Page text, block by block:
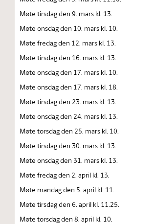
Møte tirsdag den 9. mars kl. 13.
Møte onsdag den 10. mars kl. 10.
Møte fredag den 12. mars kl. 13.
Møte tirsdag den 16. mars kl. 13.
Møte onsdag den 17. mars kl. 10.
Møte onsdag den 17. mars kl. 18.
Møte tirsdag den 23. mars kl. 13.
Møte onsdag den 24. mars kl. 13.
Møte torsdag den 25. mars kl. 10.
Møte tirsdag den 30. mars kl. 13.
Møte onsdag den 31. mars kl. 13.
Møte fredag den 2. april kl. 13.
Møte mandag den 5. april kl. 11.
Møte tirsdag den 6. april kl. 11.25.
Møte torsdag den 8. april kl. 10.